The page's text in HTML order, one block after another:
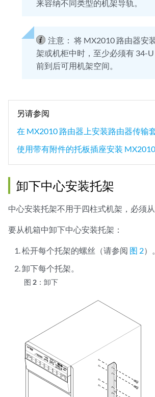
来容纳不同类型的机架导轨。
注意： 将 MX2010 路由器安
架或机柜中时，至少必须有 34-
前到后可用机架空间。
另请参阅
在 MX2010 路由器上安装路由器传输
使用带有附件的托板插座安装
卸下中心安装托架
中心安装托架不用于四柱式机架，必须从
要从机箱中卸下中心安装托架：
松开每个托架的螺丝（请参阅 图 2）。
卸下每个托架。
图 2：卸下